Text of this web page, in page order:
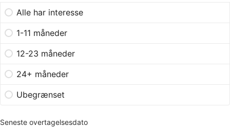
Alle har interesse
1-11 måneder
12-23 måneder
24+ måneder
Ubegrænset
Seneste overtagelsesdato